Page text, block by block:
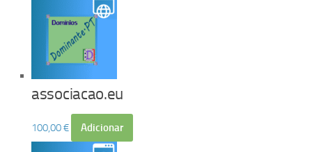
associacao.eu
100,00€ Adicionar